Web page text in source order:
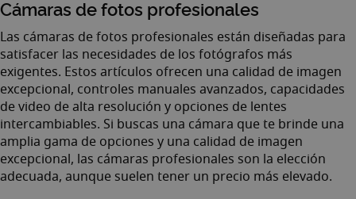
Cámaras de fotos profesionales
Las cámaras de fotos profesionales están diseñadas para
satisfacer las necesidades de los fotógrafos más
exigentes. Estos artículos ofrecen una calidad de imagen
excepcional, controles manuales avanzados, capacidades
de video de alta resolución y opciones de lentes
intercambiables. Si buscas una cámara que te brinde una
amplia gama de opciones y una calidad de imagen
excepcional, las cámaras profesionales son la elección
adecuada, aunque suelen tener un precio más elevado.